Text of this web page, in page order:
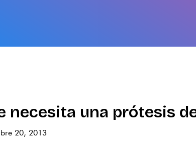
necesita una prótesis
20, 2013